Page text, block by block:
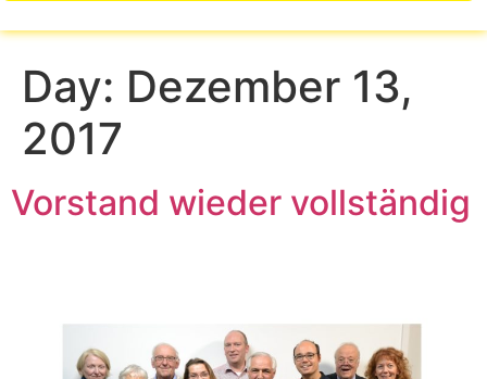
Day: Dezember 13,
2017
Vorstand wieder vollständig